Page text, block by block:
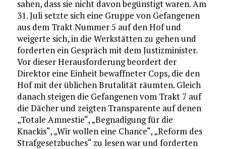
sahen, dass sie nicht davon begünstigt waren. Am
31. Juli setzte sich eine Gruppe von Gefangenen
aus dem Trakt Nummer 5 auf den Hof und
weigerte sich, in die Werkstätten zu gehen und
forderten ein Gespräch mit dem Justizminister.
Vor dieser Herausforderung beordert der
Direktor eine Einheit bewaffneter Cops, die den
Hof mit der üblichen Brutalität räumten. Gleich
danach steigen die Gefangenen vom Trakt 7 auf
die Dächer und zeigten Transparente auf denen
„Totale Amnestie“, „Begnadigung für die
Knackis“, „Wir wollen eine Chance“, „Reform des
Strafgesetzbuches“ zu lesen war und forderten